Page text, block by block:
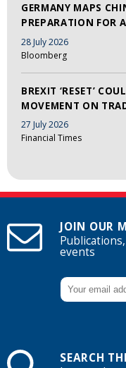
GERMANY MAPS
PREPARATION FOR
28 July 2026
Bloomberg
BREXIT ‘RESET’
MOVEMENT ON
27 July 2026
Financial Times
JOIN OUR
events
SEARCH